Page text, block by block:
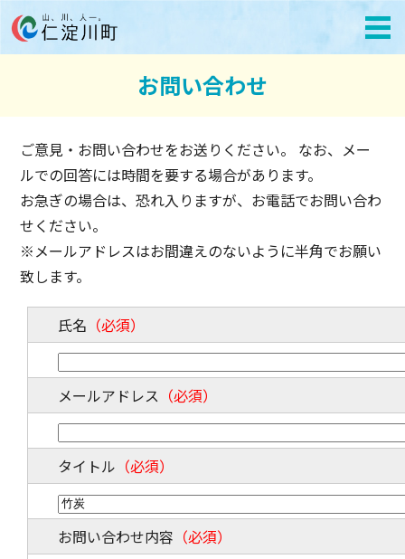
お問い合わせ
ご意見・お問い合わせをお送りください。 なお、メー
ルでの回答には時間を要する場合があります。
お急ぎの場合は、恐れ入りますが、お電話でお問い合わ
せください。
※メールアドレスはお間違えのないように半角でお願い
致します。
氏名 （必須）
メールアドレス （必須）
タイトル （必須）
お問い合わせ内容 （必須）